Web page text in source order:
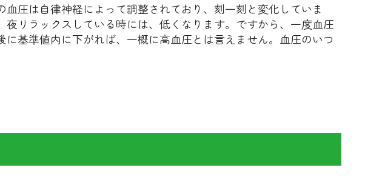
圧は自律神経によって調整されており、刻一刻と変化していま
リラックスしている時には、低くなります。ですから、一度血圧
基準値内に下がれば、一概に高血圧とは言えません。血圧のいつ